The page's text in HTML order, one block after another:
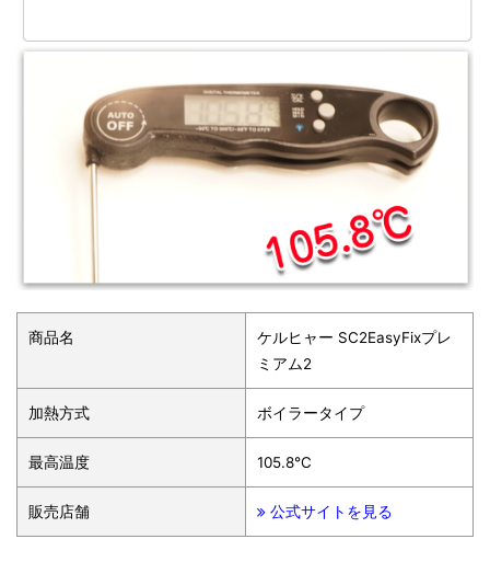
商品名
ケルヒャー SC2EasyFixプレ
ミアム2
加熱方式 ボイラータイプ
最高温度 105.8℃
販売店舗 公式サイトを見る